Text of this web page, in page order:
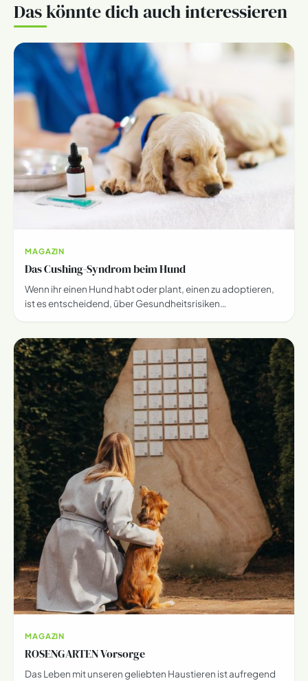
Das könnte dich auch interessieren
MAGAZIN
Das Cushing-Syndrom beim Hund
Wenn ihr einen Hund habt oder plant, einen zu adoptieren,
ist es entscheidend, über Gesundheitsrisiken…
MAGAZIN
ROSENGARTEN Vorsorge
Das Leben mit unseren geliebten Haustieren ist aufregend